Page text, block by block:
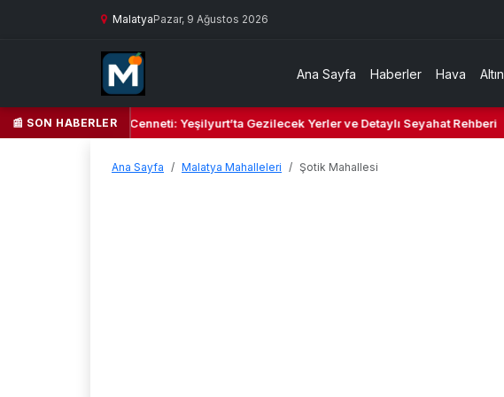
MalatyaPazar, 9 Ağustos 2026
Ana Sayfa Haberler Hava Altın
📰 SON HABERLER
Yeşil Kalbi ve Kültür Cenneti: Yeşilyurt’ta Gezilecek Yerler ve Detaylı Seyahat Rehberi
Ana Sayfa Malatya Mahalleleri Şotik Mahallesi